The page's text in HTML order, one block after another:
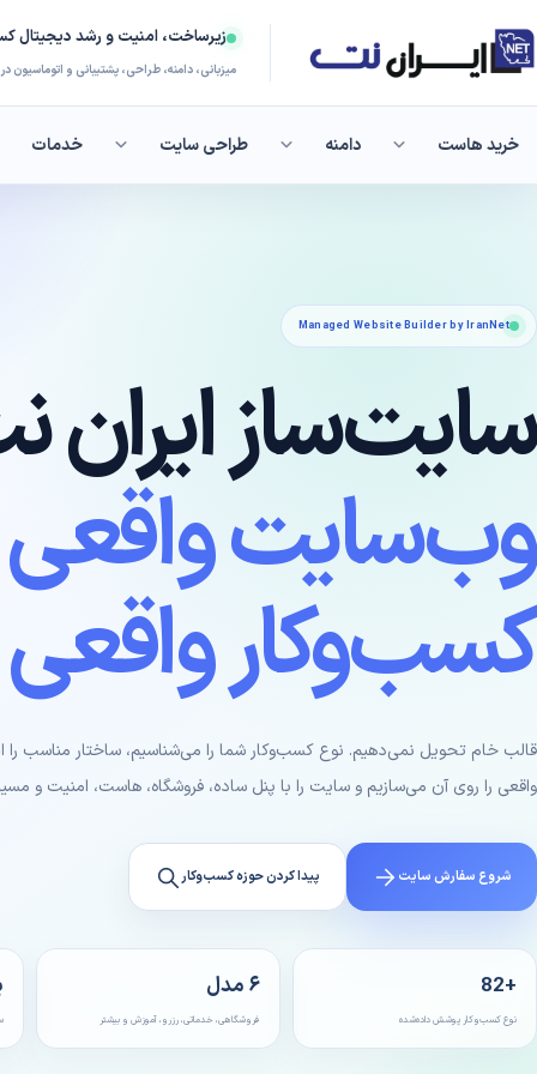
زیرساخت، امنیت و رشد دیجیتال
میزبانی، دامنه، طراحی، پشتیبانی و اتوماسیون
خرید هاست
هاست
منابع مناسب
دامنه طراحی سایت خدمات
Managed Website Builder by IranNet
سایت‌ساز ایران
وب‌سایت واقعی
کسب‌وکار واقعی
قالب خام تحویل نمی‌دهیم. نوع کسب‌وکار شما را می‌شناسیم، ساختار مناسب را
واقعی را روی آن می‌سازیم و سایت را با پنل ساده، فروشگاه، هاست، امنیت و
شروع سفارش سایت پیدا کردن حوزه کسب‌وکار
+82
نوع کسب‌وکار پوشش داده‌شده
۶ مدل
فروشگاهی، خدماتی، رزرو، آموزش و بیشتر